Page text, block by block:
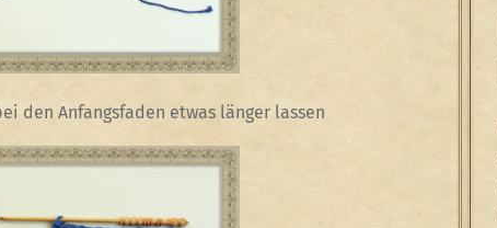
den Anfangsfaden etwas länger lassen